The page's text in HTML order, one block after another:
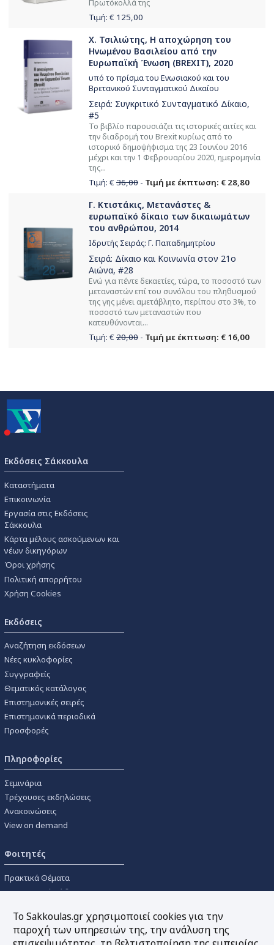
Πρωτόκολλά της
Τιμή: € 125,00
Χ. Τσιλιώτης, Η αποχώρηση του
Ηνωμένου Βασιλείου από την
Ευρωπαϊκή Ένωση (BREXIT), 2020
υπό το πρίσμα του Ενωσιακού και του
Βρετανικού Συνταγματικού Δικαίου
Σειρά: Συγκριτικό Συνταγματικό Δίκαιο,
#5
Το βιβλίο παρουσιάζει τις ιστορικές αιτίες και
την διαδρομή του Brexit κυρίως από το
ιστορικό δημοψήφισμα της 23 Ιουνίου 2016
μέχρι και την 1 Φεβρουαρίου 2020, ημερομηνία
της...
Τιμή: € 36,00 - Τιμή με έκπτωση: € 28,80
Γ. Κτιστάκις, Μετανάστες &
ευρωπαϊκό δίκαιο των δικαιωμάτων
του ανθρώπου, 2014
Ιδρυτής Σειράς: Γ. Παπαδημητρίου
Σειρά: Δίκαιο και Κοινωνία στον 21ο
Αιώνα, #28
Ενώ για πέντε δεκαετίες, τώρα, το ποσοστό των
μεταναστών επί του συνόλου του πληθυσμού
της γης μένει αμετάβλητο, περίπου στο 3%, το
ποσοστό των μεταναστών που
κατευθύνονται...
Τιμή: € 20,00 - Τιμή με έκπτωση: € 16,00
Εκδόσεις Σάκκουλα
Καταστήματα
Επικοινωνία
Εργασία στις Εκδόσεις
Σάκκουλα
Κάρτα μέλους ασκούμενων και
νέων δικηγόρων
Όροι χρήσης
Πολιτική απορρήτου
Χρήση Cookies
Εκδόσεις
Αναζήτηση εκδόσεων
Νέες κυκλοφορίες
Συγγραφείς
Θεματικός κατάλογος
Επιστημονικές σειρές
Επιστημονικά περιοδικά
Προσφορές
Πληροφορίες
Σεμινάρια
Τρέχουσες εκδηλώσεις
Ανακοινώσεις
View on demand
Φοιτητές
Πρακτικά Θέματα
Οικονομικοί Κώδικες
Συγγραμμάτων
Το Sakkoulas.gr χρησιμοποιεί cookies για την
παροχή των υπηρεσιών της, την ανάλυση της